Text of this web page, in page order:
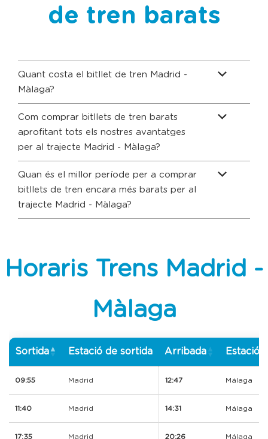
de tren barats
Quant costa el bitllet de tren Madrid -
Màlaga?
Com comprar bitllets de tren barats
aprofitant tots els nostres avantatges
per al trajecte Madrid - Màlaga?
Quan és el millor període per a comprar
bitllets de tren encara més barats per al
trajecte Madrid - Màlaga?
Horaris Trens Madrid -
Màlaga
Sortida Estació de sortida Arribada Estació
09:55 Madrid 12:47 Málaga
11:40 Madrid 14:31 Málaga
17:35 Madrid 20:26 Málaga